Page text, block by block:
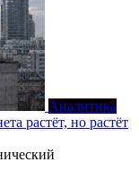
Аналитика
растёт, но растёт